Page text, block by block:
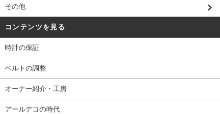
その他
コンテンツを見る
時計の保証
ベルトの調整
オーナー紹介・工房
アールデコの時代